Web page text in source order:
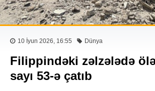
10 İyun 2026, 16:55 Dünya
Filippindəki zəlzələdə
sayı 53-ə çatıb